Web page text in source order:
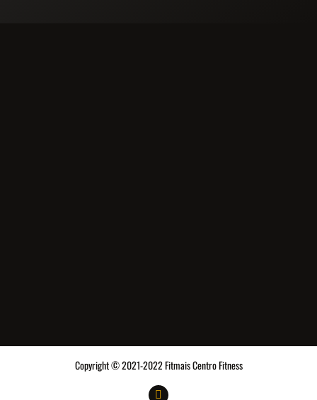
Copyright © 2021-2022 Fitmais Centro Fitness